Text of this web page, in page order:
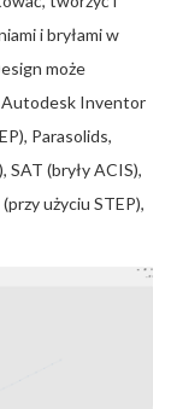
i bryłami w
może
Autodesk Inventor
Parasolids,
SAT (bryły ACIS),
użyciu STEP),